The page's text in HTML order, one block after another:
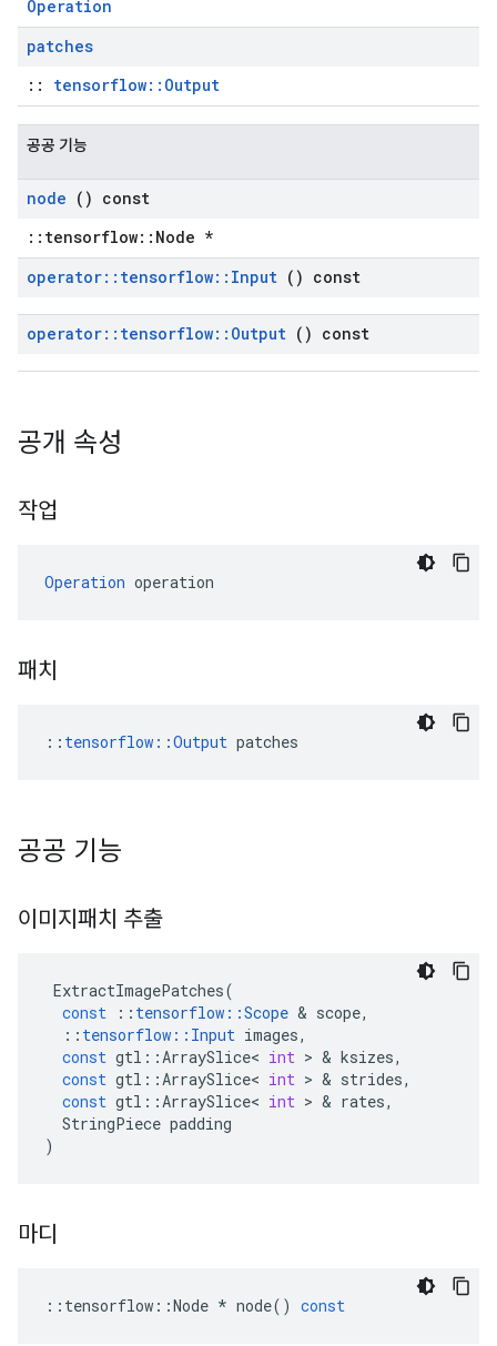
Operation
patches
:: tensorflow::Output
공공 기능
node () const
::tensorflow::Node *
operator:: tensorflow:: Input () const
operator:: tensorflow:: Output () const
공개 속성
작업
Operation operation
패치
:: tensorflow::Output patches
공공 기능
이미지패치 추출
ExtractImagePatches(
const
:: tensorflow ::Scope & scope,
:: tensorflow :: Input images,
const gtl ::ArraySlice< int > & ksizes,
const gtl ::ArraySlice< int > & strides,
const gtl ::ArraySlice< int > & rates,
StringPiece padding
)
마디
:: tensorflow ::Node * node() const